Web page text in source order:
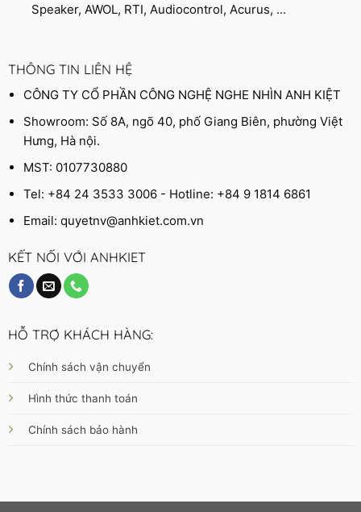
Speaker, AWOL, RTI, Audiocontrol, Acurus, ...
THÔNG TIN LIÊN HỆ
CÔNG TY CỔ PHẦN CÔNG NGHỆ NGHE NHÌN ANH KIỆT
Showroom: Số 8A, ngõ 40, phố Giang Biên, phường Việt
Hưng, Hà nội.
MST: 0107730880
Tel: +84 24 3533 3006 - Hotline: +84 9 1814 6861
Email:quyetnv@anhkiet.com.vn
KẾT NỐI VỚI ANHKIET
HỖ TRỢ KHÁCH HÀNG:
Chính sách vận chuyển
Hình thức thanh toán
Chính sách bảo hành